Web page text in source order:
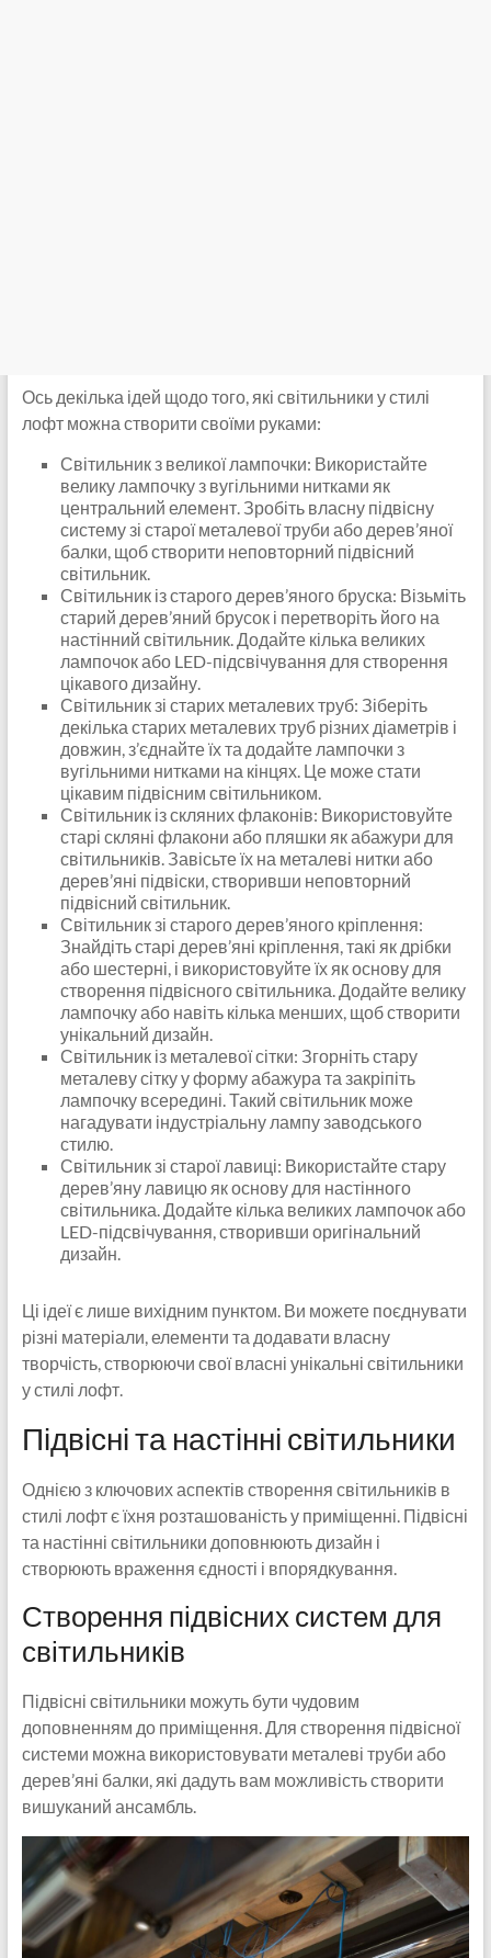
Ось декілька ідей щодо того, які світильники у стилі
лофт можна створити своїми руками:
Світильник з великої лампочки: Використайте
велику лампочку з вугільними нитками як
центральний елемент. Зробіть власну підвісну
систему зі старої металевої труби або дерев’яної
балки, щоб створити неповторний підвісний
світильник.
Світильник із старого дерев’яного бруска: Візьміть
старий дерев’яний брусок і перетворіть його на
настінний світильник. Додайте кілька великих
лампочок або LED-підсвічування для створення
цікавого дизайну.
Світильник зі старих металевих труб: Зіберіть
декілька старих металевих труб різних діаметрів і
довжин, з’єднайте їх та додайте лампочки з
вугільними нитками на кінцях. Це може стати
цікавим підвісним світильником.
Світильник із скляних флаконів: Використовуйте
старі скляні флакони або пляшки як абажури для
світильників. Завісьте їх на металеві нитки або
дерев’яні підвіски, створивши неповторний
підвісний світильник.
Світильник зі старого дерев’яного кріплення:
Знайдіть старі дерев’яні кріплення, такі як дрібки
або шестерні, і використовуйте їх як основу для
створення підвісного світильника. Додайте велику
лампочку або навіть кілька менших, щоб створити
унікальний дизайн.
Світильник із металевої сітки: Згорніть стару
металеву сітку у форму абажура та закріпіть
лампочку всередині. Такий світильник може
нагадувати індустріальну лампу заводського
стилю.
Світильник зі старої лавиці: Використайте стару
дерев’яну лавицю як основу для настінного
світильника. Додайте кілька великих лампочок або
LED-підсвічування, створивши оригінальний
дизайн.
Ці ідеї є лише вихідним пунктом. Ви можете поєднувати
різні матеріали, елементи та додавати власну
творчість, створюючи свої власні унікальні світильники
у стилі лофт.
Підвісні та настінні світильники
Однією з ключових аспектів створення світильників в
стилі лофт є їхня розташованість у приміщенні. Підвісні
та настінні світильники доповнюють дизайн і
створюють враження єдності і впорядкування.
Створення підвісних систем для
світильників
Підвісні світильники можуть бути чудовим
доповненням до приміщення. Для створення підвісної
системи можна використовувати металеві труби або
дерев’яні балки, які дадуть вам можливість створити
вишуканий ансамбль.